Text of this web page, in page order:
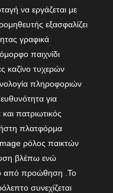
να εργάζεται με
εξασφαλίζει
γραφικά
παιχνίδι
καζίνο τυχερών
πληροφοριών
για
πατριωτικός
πλατφόρμα
ρόλος παικτών
βλέπω ενώ
από προώθηση .Το
συνεχίζεται